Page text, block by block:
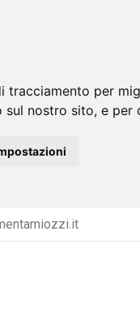
tracciamento per
nostro sito, e